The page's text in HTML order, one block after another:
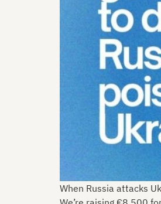
When Russia attacks